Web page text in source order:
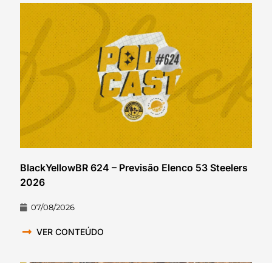
BlackYellowBR 624 – Previsão Elenco 53 Steelers
2026
07/08/2026
VER CONTEÚDO